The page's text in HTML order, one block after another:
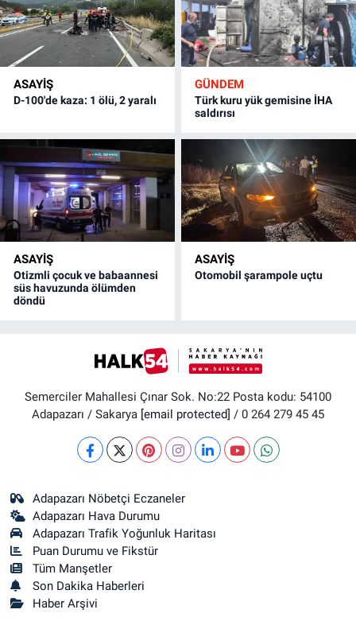
ASAYİŞ
D-100'de kaza: 1 ölü, 2 yaralı
GÜNDEM
Türk kuru yük gemisine İHA
saldırısı
ASAYİŞ
Otizmli çocuk ve babaannesi
süs havuzunda ölümden
döndü
ASAYİŞ
Otomobil şarampole uçtu
Semerciler Mahallesi Çınar Sok. No:22 Posta kodu: 54100
Adapazarı / Sakarya [email protected] / 0 264 279 45 45
Adapazarı Nöbetçi Eczaneler
Adapazarı Hava Durumu
Adapazarı Trafik Yoğunluk Haritası
Puan Durumu ve Fikstür
Tüm Manşetler
Son Dakika Haberleri
Haber Arşivi